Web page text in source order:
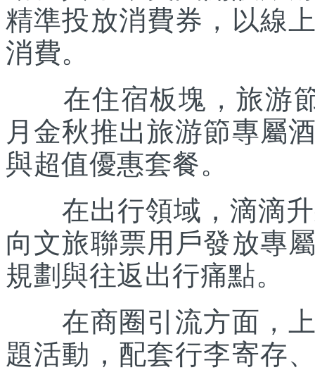
精準投放消費券，以線
消費。
在住宿板塊，旅游節
月金秋推出旅游節專屬
與超值優惠套餐。
在出行領域，滴滴升
向文旅聯票用戶發放專
規劃與往返出行痛點。
在商圈引流方面，上
題活動，配套行李寄存